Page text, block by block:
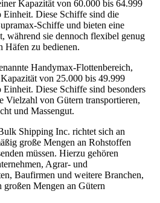
Kapazität von 60.000 bis 64.999
Diese Schiffe sind die
Schiffe und bieten eine
während sie dennoch flexibel genug
Häfen zu bedienen.
Handymax-Flottenbereich,
von 25.000 bis 49.999
Diese Schiffe sind besonders
Vielzahl von Gütern transportieren,
und Massengut.
Shipping Inc. richtet sich an
große Mengen an Rohstoffen
müssen. Hierzu gehören
Agrar- und
Baufirmen und weitere Branchen,
großen Mengen an Gütern